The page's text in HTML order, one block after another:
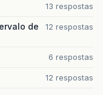
13 respostas
de
12 respostas
6 respostas
12 respostas